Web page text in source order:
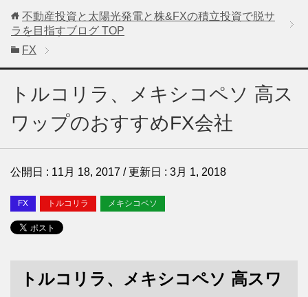
不動産投資と太陽光発電と株&FXの積立投資で脱サ
ラを目指すブログ TOP
FX
トルコリラ、メキシコペソ 高ス
ワップのおすすめFX会社
公開日 : 11月 18, 2017 / 更新日 : 3月 1, 2018
FX トルコリラ メキシコペソ
トルコリラ、メキシコペソ 高スワ